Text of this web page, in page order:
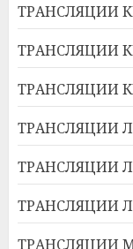
ТРАНСЛЯЦИИ
ТРАНСЛЯЦИИ
ТРАНСЛЯЦИИ
ТРАНСЛЯЦИИ
ТРАНСЛЯЦИИ
ТРАНСЛЯЦИИ
ТРАНСЛЯЦИИ